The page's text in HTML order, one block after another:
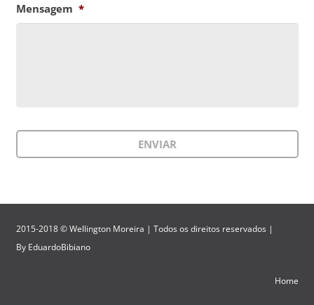
Mensagem *
2015-2018 © Wellington Moreira | Todos os direitos reservados |
By EduardoBibiano
Home